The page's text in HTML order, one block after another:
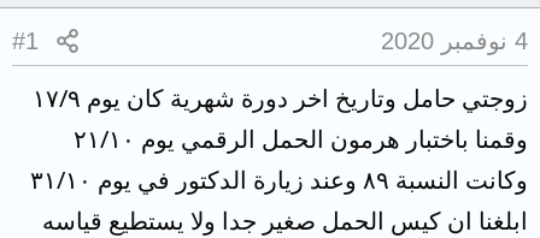
4 نوفمبر 2020 #1
زوجتي حامل وتاريخ اخر دورة شهرية كان يوم ١٧/٩
وقمنا باختبار هرمون الحمل الرقمي يوم ٢١/١٠
وكانت النسبة ٨٩ وعند زيارة الدكتور في يوم ٣١/١٠
ابلغنا ان كيس الحمل صغير جدا ولا يستطيع قياسه